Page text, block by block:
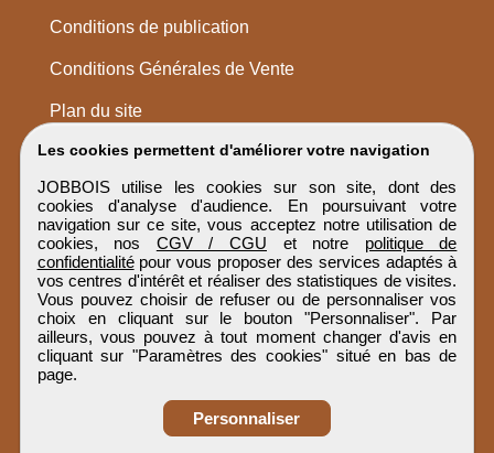
Les cookies permettent d'améliorer votre navigation
JOBBOIS utilise les cookies sur son site, dont des
cookies d'analyse d'audience. En poursuivant votre
navigation sur ce site, vous acceptez notre utilisation de
cookies, nos CGV / CGU et notre politique de
confidentialitépour vous proposer des services adaptés à
vos centres d'intérêt et réaliser des statistiques de visites.
Vous pouvez choisir de refuser ou de personnaliser vos
choix en cliquant sur le bouton "Personnaliser". Par
ailleurs, vous pouvez à tout moment changer d'avis en
cliquant sur "Paramètres des cookies" situé en bas de
page.
Personnaliser
Conditions de publication
Conditions Générales de Vente
Plan du site